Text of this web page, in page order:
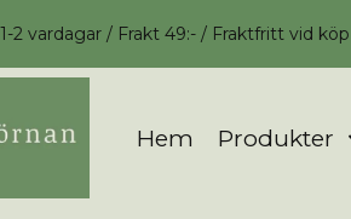
2 vardagar / Frakt 49:- / Fraktfritt vid
Hem Produkter